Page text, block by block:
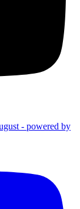
- powered by